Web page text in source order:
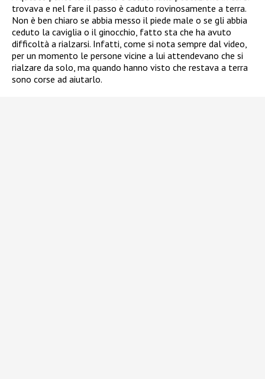
trovava e nel fare il passo è caduto rovinosamente a terra.
Non è ben chiaro se abbia messo il piede male o se gli abbia
ceduto la caviglia o il ginocchio, fatto sta che ha avuto
difficoltà a rialzarsi. Infatti, come si nota sempre dal video,
per un momento le persone vicine a lui attendevano che si
rialzare da solo, ma quando hanno visto che restava a terra
sono corse ad aiutarlo.